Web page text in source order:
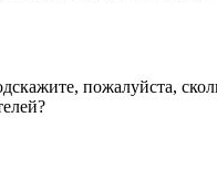
пожалуйста,